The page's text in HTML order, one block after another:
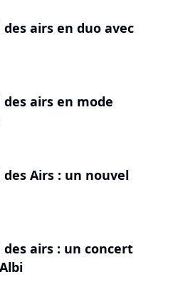
airs en duo avec
airs en mode
Airs : un nouvel
des airs : un concert